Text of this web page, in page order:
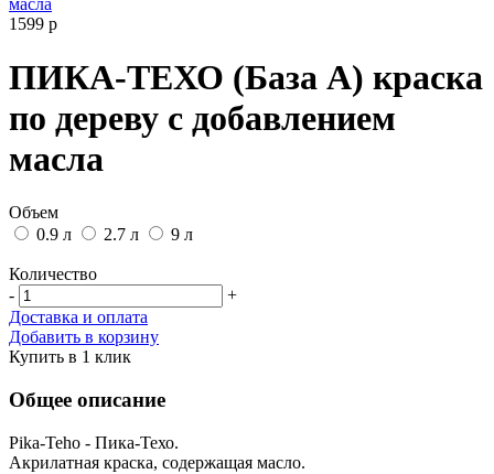
1599 р
ПИКА-ТЕХО (База А) краска
по дереву с добавлением
масла
Объем
0.9 л
2.7 л 9 л
Количество
-
+
Доставка и оплата
Добавить в корзину
Купить в 1 клик
Общее описание
Pika-Teho - Пика-Техо.
Акрилатная краска, содержащая масло.